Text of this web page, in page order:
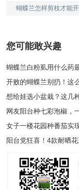
蝴蝶兰怎样剪枝才能
您可能敢兴趣
蝴蝶兰白粉虱用什么药
开败的蝴蝶兰别扔！这
想给娃选小盆栽？这几
网友阳台种七彩泡椒，
女子一楼花园种番茄实
阳台党狂喜！4款耐晒